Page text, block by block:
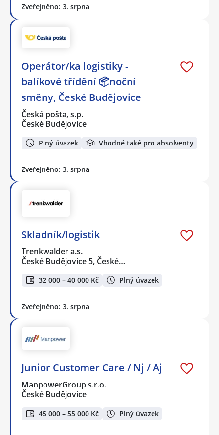
Zveřejněno: 3. srpna
Operátor/ka logistiky -
balíkové třídění 📦noční
směny, České Budějovice
Česká pošta, s.p.
České Budějovice
Plný úvazek Vhodné také pro absolventy
Zveřejněno: 3. srpna
Skladník/logistik
Trenkwalder a.s.
České Budějovice 5, České…
32 000 – 40 000 Kč Plný úvazek
Zveřejněno: 3. srpna
Junior Customer Care / Nj / Aj
ManpowerGroup s.r.o.
České Budějovice
45 000 – 55 000 Kč Plný úvazek